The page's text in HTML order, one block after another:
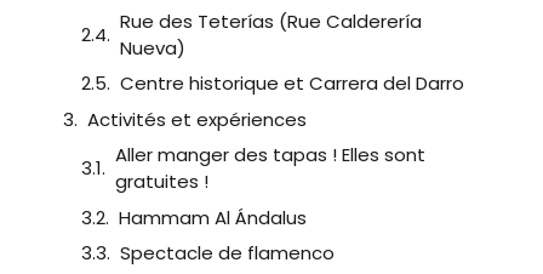
Rue des Teterías (Rue Calderería
Nueva)
Centre historique et Carrera del Darro
Activités et expériences
Aller manger des tapas ! Elles sont
gratuites !
Hammam Al Ándalus
Spectacle de flamenco